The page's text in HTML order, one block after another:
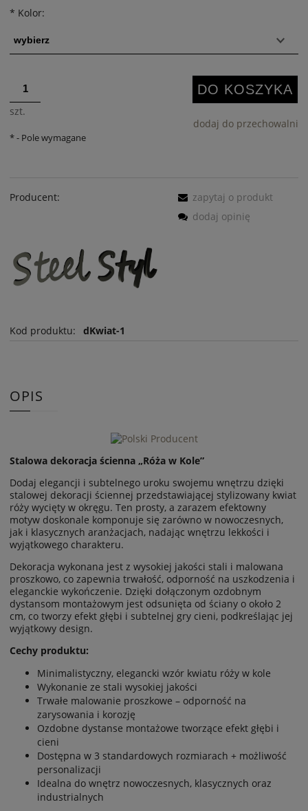
* Kolor:
szt.
DO KOSZYKA
dodaj do przechowalni
*- Pole wymagane
Producent:
Kod produktu: dKwiat-1
zapytaj o produkt
dodaj opinię
OPIS
Stalowa dekoracja ścienna „Róża w Kole”
Dodaj elegancji i subtelnego uroku swojemu wnętrzu dzięki
stalowej dekoracji ściennej przedstawiającej stylizowany kwiat
róży wycięty w okręgu. Ten prosty, a zarazem efektowny
motyw doskonale komponuje się zarówno w nowoczesnych,
jak i klasycznych aranżacjach, nadając wnętrzu lekkości i
wyjątkowego charakteru.
Dekoracja wykonana jest z wysokiej jakości stali i malowana
proszkowo, co zapewnia trwałość, odporność na uszkodzenia i
eleganckie wykończenie. Dzięki dołączonym ozdobnym
dystansom montażowym jest odsunięta od ściany o około 2
cm, co tworzy efekt głębi i subtelnej gry cieni, podkreślając jej
wyjątkowy design.
Cechy produktu:
Minimalistyczny, elegancki wzór kwiatu róży w kole
Wykonanie ze stali wysokiej jakości
Trwałe malowanie proszkowe – odporność na
zarysowania i korozję
Ozdobne dystanse montażowe tworzące efekt głębi i
cieni
Dostępna w 3 standardowych rozmiarach + możliwość
personalizacji
Idealna do wnętrz nowoczesnych, klasycznych oraz
industrialnych